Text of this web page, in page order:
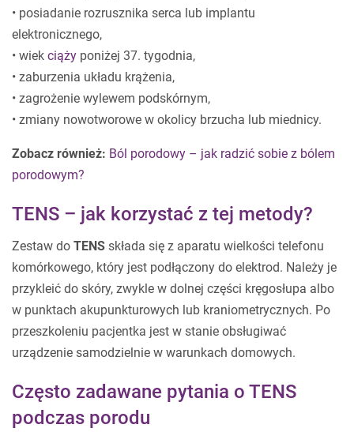
• posiadanie rozrusznika serca lub implantu
elektronicznego,
• wiek ciąży poniżej 37. tygodnia,
• zaburzenia układu krążenia,
• zagrożenie wylewem podskórnym,
• zmiany nowotworowe w okolicy brzucha lub miednicy.
Zobacz również: Ból porodowy – jak radzić sobie z bólem
porodowym?
TENS – jak korzystać z tej metody?
Zestaw do TENS składa się z aparatu wielkości telefonu
komórkowego, który jest podłączony do elektrod. Należy je
przykleić do skóry, zwykle w dolnej części kręgosłupa albo
w punktach akupunkturowych lub kraniometrycznych. Po
przeszkoleniu pacjentka jest w stanie obsługiwać
urządzenie samodzielnie w warunkach domowych.
Często zadawane pytania o TENS
podczas porodu